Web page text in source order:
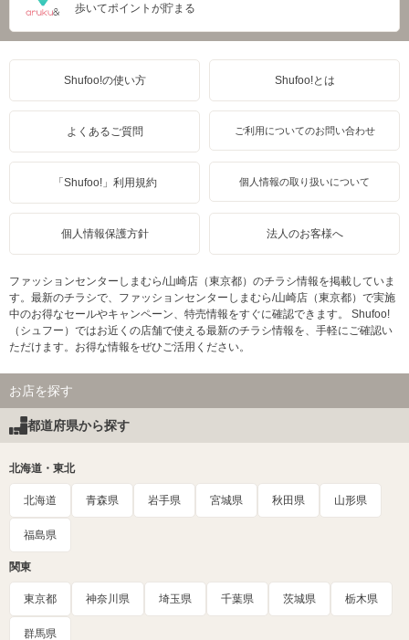
歩いてポイントが貯まる
Shufoo!の使い方 Shufoo!とは
よくあるご質問 ご利用についてのお問い合わせ
「Shufoo!」利用規約 個人情報の取り扱いについて
個人情報保護方針 法人のお客様へ
ファッションセンターしまむら/山崎店（東京都）のチラシ情報を掲載していま
す。最新のチラシで、ファッションセンターしまむら/山崎店（東京都）で実施
中のお得なセールやキャンペーン、特売情報をすぐに確認できます。 Shufoo!
（シュフー）ではお近くの店舗で使える最新のチラシ情報を、手軽にご確認い
ただけます。お得な情報をぜひご活用ください。
お店を探す
都道府県から探す
北海道・東北
北海道 青森県 岩手県 宮城県 秋田県 山形県
福島県
関東
東京都 神奈川県 埼玉県 千葉県 茨城県 栃木県
群馬県